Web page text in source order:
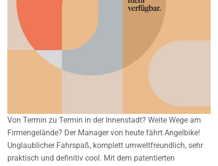
Von Termin zu Termin in der Innenstadt? Weite Wege am
Firmengelände? Der Manager von heute fährt Angelbike!
Unglaublicher Fahrspaß, komplett umweltfreundlich, sehr
praktisch und definitiv cool. Mit dem patentierten